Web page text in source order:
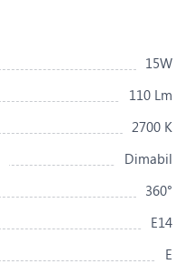
15W
110 Lm
2700 K
Dimabil
360°
E14
E